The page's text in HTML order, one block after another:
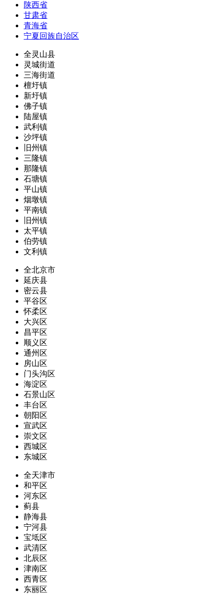
陕西省
甘肃省
青海省
宁夏回族自治区
全灵山县
灵城街道
三海街道
檀圩镇
新圩镇
佛子镇
陆屋镇
武利镇
沙坪镇
旧州镇
三隆镇
那隆镇
石塘镇
平山镇
烟墩镇
平南镇
旧州镇
太平镇
伯劳镇
文利镇
全北京市
延庆县
密云县
平谷区
怀柔区
大兴区
昌平区
顺义区
通州区
房山区
门头沟区
海淀区
石景山区
丰台区
朝阳区
宣武区
崇文区
西城区
东城区
全天津市
和平区
河东区
蓟县
静海县
宁河县
宝坻区
武清区
北辰区
津南区
西青区
东丽区